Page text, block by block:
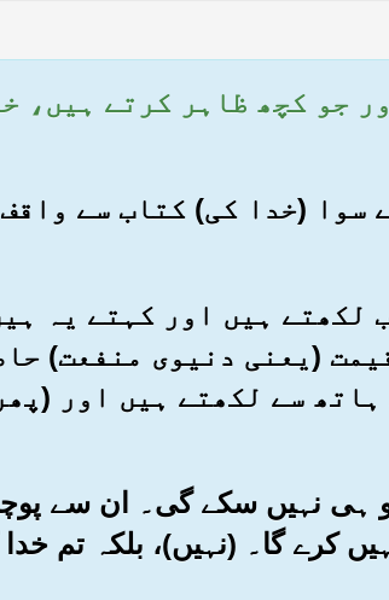
جو کچھ ظاہر کرتے ہیں،
سوا (خدا کی) کتاب سے
لکھتے ہیں اور کہتے یہ
(یعنی دنیوی منفعت)
سے لکھتے ہیں اور
ہی نہیں سکے گی۔ ان سے
کرے گا۔ (نہیں)، بلکہ تم